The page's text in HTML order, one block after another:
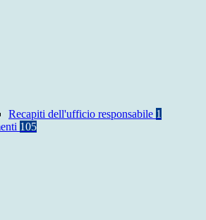
Recapiti dell'ufficio responsabile 1
105